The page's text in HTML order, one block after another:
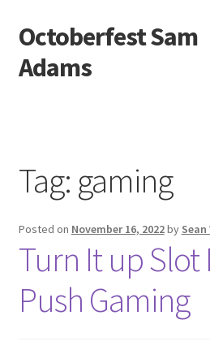
Skip
to
navigation
Skip
to
content
Octoberfest Sam
Adams
Contact us
Privacy Policy
Tag: gaming
Posted on November 16, 2022by
Turn It up Slot
Push Gaming